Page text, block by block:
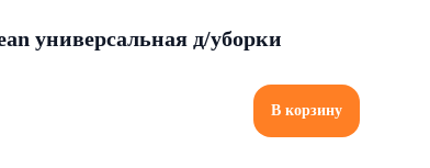
универсальная д/уборки
В корзину